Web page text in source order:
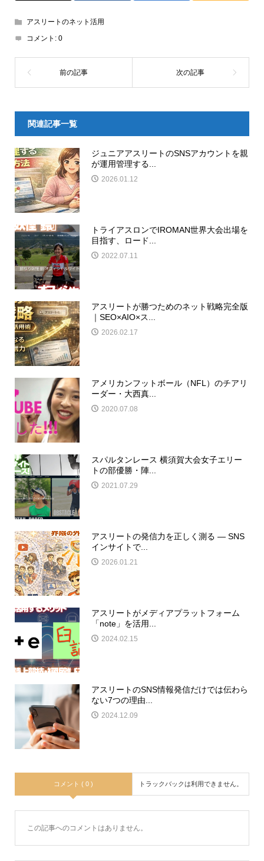
アスリートのネット活用
コメント: 0
関連記事一覧
ジュニアアスリートのSNSアカウントを親
が運用管理する...
2026.01.12
トライアスロンでIROMAN世界大会出場を
目指す、ロード...
2022.07.11
アスリートが勝つためのネット戦略完全版
｜SEO×AIO×ス...
2026.02.17
アメリカンフットボール（NFL）のチアリ
ーダー・大西真...
2020.07.08
スパルタンレース 横須賀大会女子エリー
トの部優勝・陣...
2021.07.29
アスリートの発信力を正しく測る ― SNS
インサイトで...
2026.01.21
アスリートがメディアプラットフォーム
「note」を活用...
2024.02.15
アスリートのSNS情報発信だけでは伝わら
ない7つの理由...
2024.12.09
コメント ( 0 ) トラックバックは利用できません。
この記事へのコメントはありません。